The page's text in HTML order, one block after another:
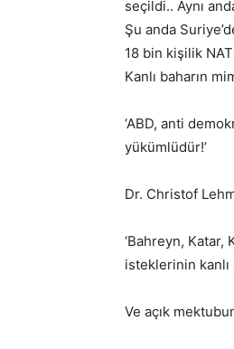
seçildi.. Aynı
Şu anda
18 bin kişilik
Kanlı baharın
‘ABD, anti
yükümlüdür!’
Dr. Christof
‘Bahreyn,
isteklerinin kanlı
Ve açık